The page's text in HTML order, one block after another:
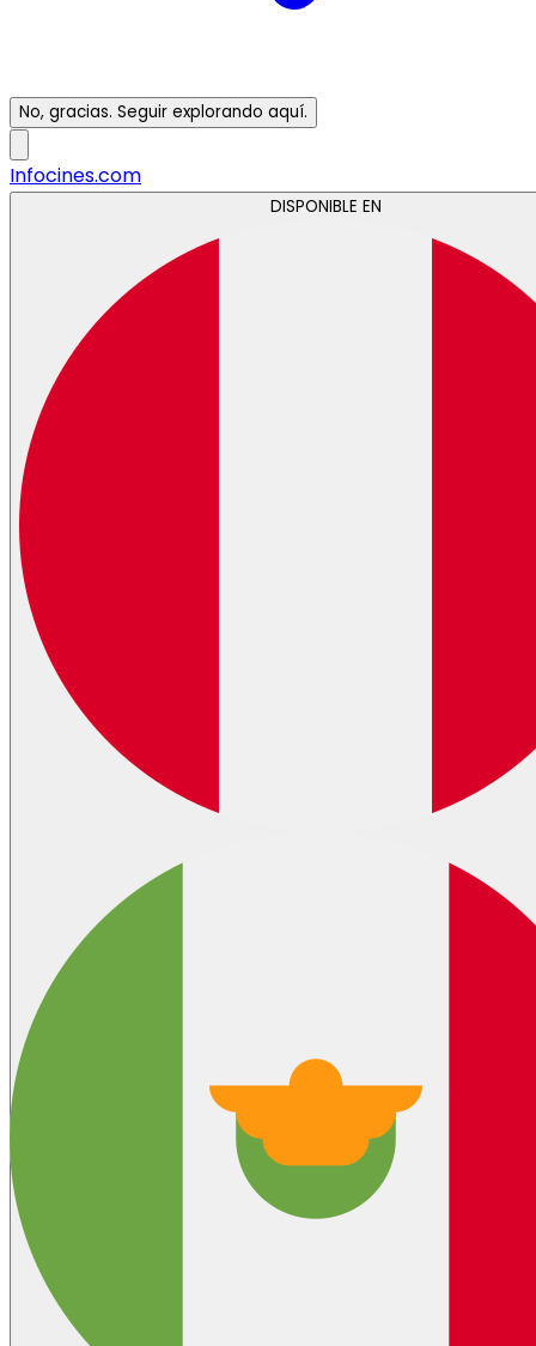
No, gracias. Seguir explorando aquí.
Infocines.com
DISPONIBLE EN